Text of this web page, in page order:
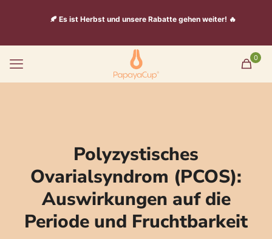
🍂 Es ist Herbst und unsere Rabatte gehen weiter! 🔥
0
Polyzystisches
Ovarialsyndrom (PCOS):
Auswirkungen auf die
Periode und Fruchtbarkeit